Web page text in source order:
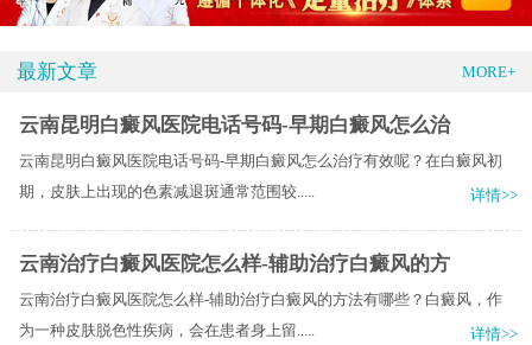
最新文章 MORE+
云南昆明白癜风医院电话号码-早期白癜风怎么治
云南昆明白癜风医院电话号码-早期白癜风怎么治疗有效呢？在白癜风初
期，皮肤上出现的色素减退斑通常范围较.....
详情>>
云南治疗白癜风医院怎么样-辅助治疗白癜风的方
云南治疗白癜风医院怎么样-辅助治疗白癜风的方法有哪些？白癜风，作
为一种皮肤脱色性疾病，会在患者身上留.....
详情>>